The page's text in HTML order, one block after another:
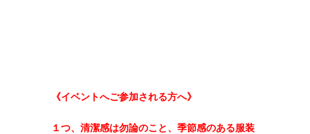
《イベントへご参加される方へ》
１つ、清潔感は勿論のこと、季節感のある服装